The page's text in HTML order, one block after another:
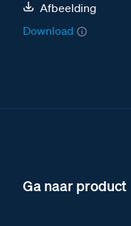
Afbeelding
Download
Ga naar product